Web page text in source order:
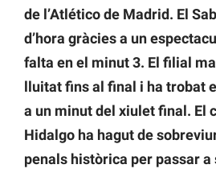
de l’Atlético de Madrid. El
d’hora gràcies a un
falta en el minut 3. El filial
lluitat fins al final i ha trobat
a un minut del xiulet final. El
Hidalgo ha hagut de
penals històrica per passar